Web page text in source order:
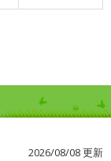
2026/08/08 更新